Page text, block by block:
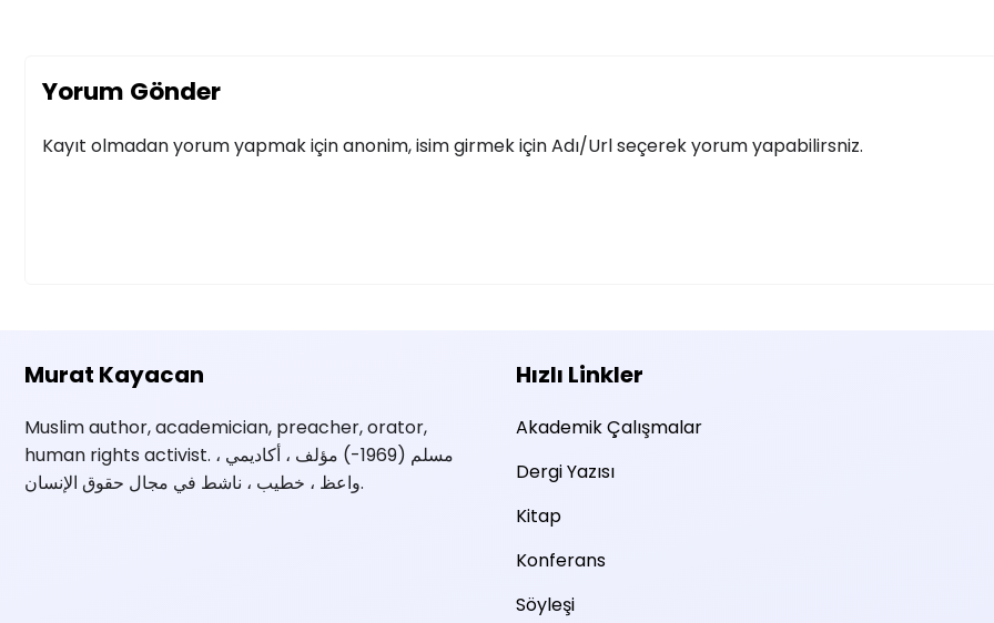
Yorum Gönder
Kayıt olmadan yorum yapmak için anonim, isim girmek için Adı/Url seçerek yorum yapabilirsniz.
Murat Kayacan
Muslim author, academician, preacher, orator,
human rights activist. مسلم (1969-) مؤلف ، أكاديمي ،
واعظ ، خطيب ، ناشط في مجال حقوق الإنسان.
Hızlı Linkler
Akademik Çalışmalar
Dergi Yazısı
Kitap
Konferans
Söyleşi